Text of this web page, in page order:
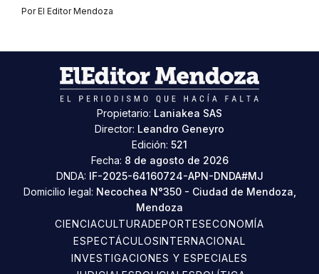
PorEl Editor Mendoza
Propietario: Laniakea SAS
Director: Leandro Geneyro
Edición: 521
Fecha: 8 de agosto de 2026
DNDA: IF-2025-64160724-APN-DNDA#MJ
Domicilio legal: Necochea N°350 - Ciudad de Mendoza,
Mendoza
CIENCIACULTURADEPORTESECONOMÍA
ESPECTÁCULOSINTERNACIONAL
INVESTIGACIONES Y ESPECIALES